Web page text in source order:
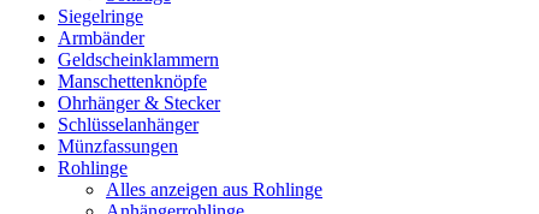
Siegelringe
Armbänder
Geldscheinklammern
Manschettenknöpfe
Ohrhänger & Stecker
Schlüsselanhänger
Münzfassungen
Rohlinge
Alles anzeigen aus Rohlinge